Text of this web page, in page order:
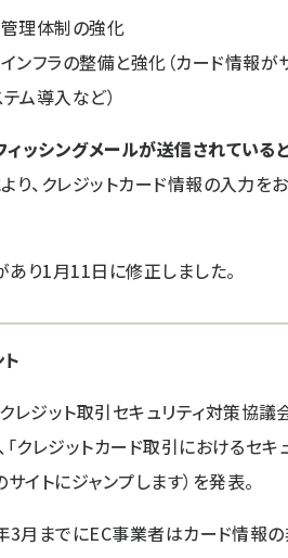
理体制の強化
ンフラの整備と強化（カード情報
ム導入など）
ッシングメールが送信されている
り、クレジットカード情報の入力を
あり1月11日に修正しました。
レジット取引セキュリティ対策協議
クレジットカード取引におけるセ
サイトにジャンプします）を発表。
3月までにEC事業者はカード情報